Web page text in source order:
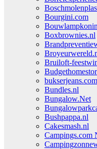
Bourgini.com
Boxbrownies.nl
Bruiloft-
bukserjeans.com
Bundles.nl
Bungalow.Net
Bushpappa.nl
Cakesmash.nl
Campings.com